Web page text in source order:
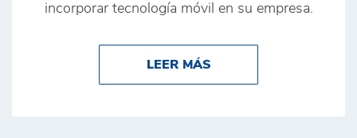
incorporar tecnología móvil en su empresa.
LEER MÁSABOUT 3 VENTAJAS